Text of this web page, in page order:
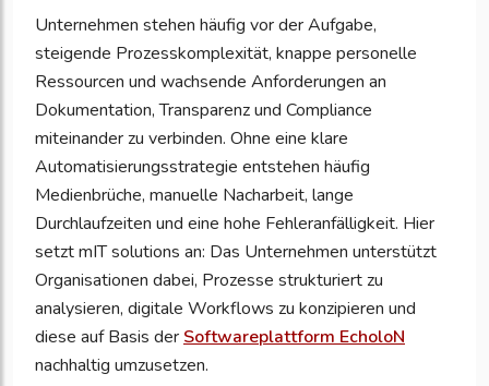
Unternehmen stehen häufig vor der Aufgabe,
steigende Prozesskomplexität, knappe personelle
Ressourcen und wachsende Anforderungen an
Dokumentation, Transparenz und Compliance
miteinander zu verbinden. Ohne eine klare
Automatisierungsstrategie entstehen häufig
Medienbrüche, manuelle Nacharbeit, lange
Durchlaufzeiten und eine hohe Fehleranfälligkeit. Hier
setzt mIT solutions an: Das Unternehmen unterstützt
Organisationen dabei, Prozesse strukturiert zu
analysieren, digitale Workflows zu konzipieren und
diese auf Basis der Softwareplattform EcholoN
nachhaltig umzusetzen.